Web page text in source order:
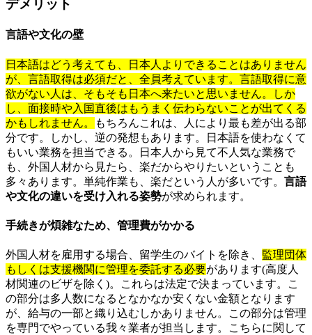
デメリット
言語や文化の壁
日本語はどう考えても、日本人よりできることはありません
が、言語取得は必須だと、全員考えています。言語取得に意
欲がない人は、そもそも日本へ来たいと思いません。しか
し、面接時や入国直後はもうまく伝わらないことが出てくる
かもしれません。
もちろんこれは、人により最も差が出る部
分です。しかし、逆の発想もあります。日本語を使わなくて
もいい業務を担当できる。日本人から見て不人気な業務で
も、外国人材から見たら、楽だからやりたいということも
多々あります。単純作業も、楽だという人が多いです。 言語
や文化の違いを受け入れる姿勢が求められます。
手続きが煩雑なため、管理費がかかる
外国人材を雇用する場合、留学生のバイトを除き、 監理団体
もしくは支援機関に管理を委託する必要があります(高度人
材関連のビザを除く)。これらは法定で決まっています。こ
の部分は多人数になるとなかなか安くない金額となります
が、給与の一部と織り込むしかありません。この部分は管理
を専門でやっている我々業者が担当します。こちらに関して